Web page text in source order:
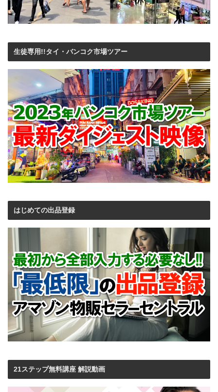
生徒専用!!タイ・バンコク市場ツアー
はじめての出品登録
21ステップ無料講座 解説動画